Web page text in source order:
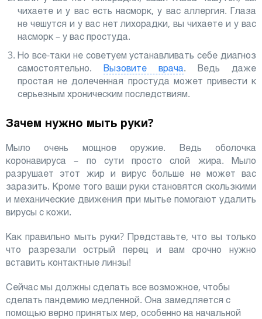
чихаете и у вас есть насморк, у вас аллергия. Глаза
не чешутся и у вас нет лихорадки, вы чихаете и у вас
насморк – у вас простуда.
Но все-таки не советуем устанавливать себе диагноз
самостоятельно. Вызовите врача. Ведь даже
простая не долеченная простуда может привести к
серьезным хроническим последствиям.
Зачем нужно мыть руки?
Мыло очень мощное оружие. Ведь оболочка
коронавируса – по сути просто слой жира. Мыло
разрушает этот жир и вирус больше не может вас
заразить. Кроме того ваши руки становятся скользкими
и механические движения при мытье помогают удалить
вирусы с кожи.
Как правильно мыть руки? Представьте, что вы только
что разрезали острый перец и вам срочно нужно
вставить контактные линзы!
Сейчас мы должны сделать все возможное, чтобы
сделать пандемию медленной. Она замедляется с
помощью верно принятых мер, особенно на начальной